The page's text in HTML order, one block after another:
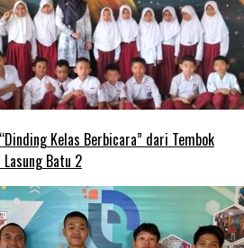
Kelas Berbicara” dari Tembok
Batu 2